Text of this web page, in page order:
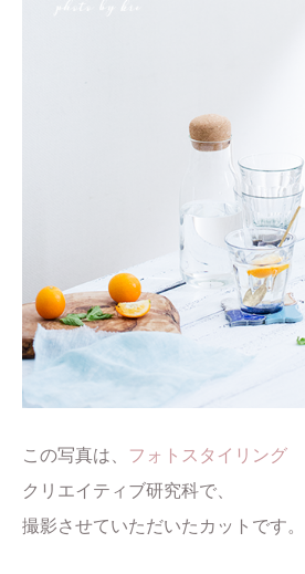
この写真は、
フォトスタイリング
クリエイティブ研究科で、
撮影させていただいたカットです。